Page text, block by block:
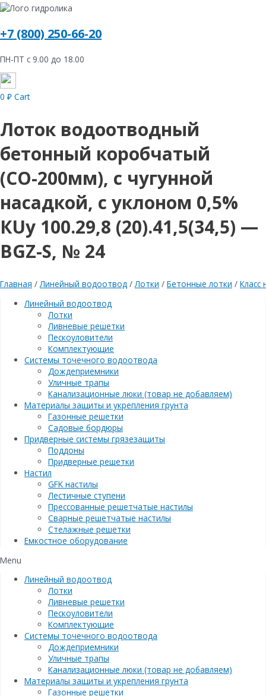
+7 (800) 250-66-20
ПН-ПТ с 9.00 до 18.00
0 ₽ Cart
Лоток водоотводный
бетонный коробчатый
(СО-200мм), с чугунной
насадкой, с уклоном 0,5%
КUу 100.29,8 (20).41,5(34,5) —
BGZ-S, № 24
Главная /Линейный водоотвод /Лотки / Бетонные лотки / Класс
Линейный водоотвод
Лотки
Ливневые решетки
Пескоуловители
Комплектующие
Системы точечного водоотвода
Дождеприемники
Уличные трапы
Канализационные люки (товар не добавляем)
Материалы защиты и укрепления грунта
Газонные решетки
Садовые бордюры
Придверные системы грязезащиты
Поддоны
Придверные решетки
Настил
GFK настилы
Лестичные ступени
Прессованные решетчатые настилы
Сварные решетчатые настилы
Стелажные решетки
Емкостное оборудование
Menu
Линейный водоотвод
Лотки
Ливневые решетки
Пескоуловители
Комплектующие
Системы точечного водоотвода
Дождеприемники
Уличные трапы
Канализационные люки (товар не добавляем)
Материалы защиты и укрепления грунта
Газонные решетки